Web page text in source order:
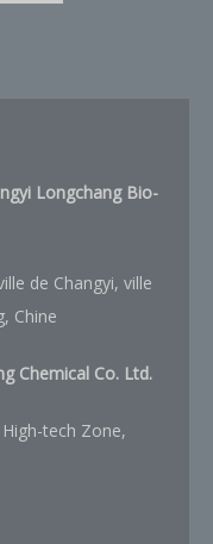
Longchang Bio-
de Changyi, ville
Chine
Chemical Co. Ltd.
tech Zone,